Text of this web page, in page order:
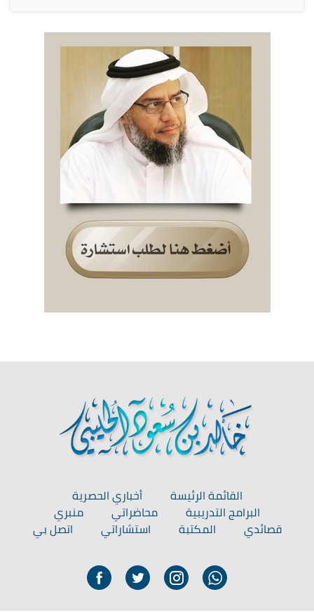
القائمة الرئيسة
أخباري الحصرية
البرامج التدريبية
محاضراتي
منبري
قصائدي
المكتبة استشاراتي اتصل بي